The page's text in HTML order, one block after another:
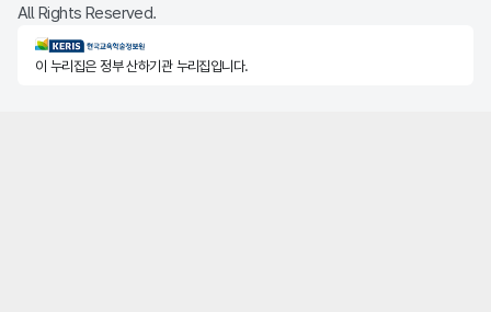
All Rights Reserved.
KERIS한국교육학술정보원
이 누리집은 정부 산하기관 누리집입니다.